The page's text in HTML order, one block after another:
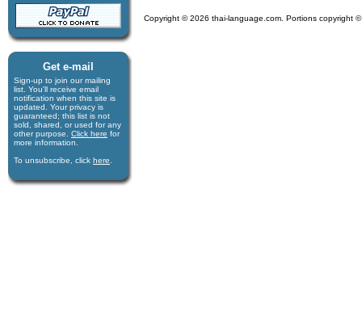
Get e-mail
Sign-up to join our mail­ing
list. You'll receive e­mail
notification when this site is
updated. Your privacy is
guaran­teed; this list is not
sold, shared, or used for any
other purpose. Click here for
more infor­mation.
To unsubscribe, click here
Copyright © 2026 thai-language.com. Portions copyright